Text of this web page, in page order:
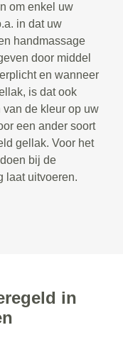
om enkel uw
in dat uw
handmassage
door middel
en wanneer
is dat ook
de kleur op uw
een ander soort
gellak. Voor het
bij de
laat uitvoeren.
in